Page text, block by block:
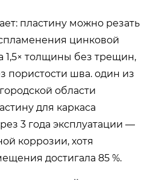
пластину можно резать
цинковой
1,5× толщины без трещин,
пористости шва. один из
области
для каркаса
3 года эксплуатации —
коррозии, хотя
достигала 85 %.